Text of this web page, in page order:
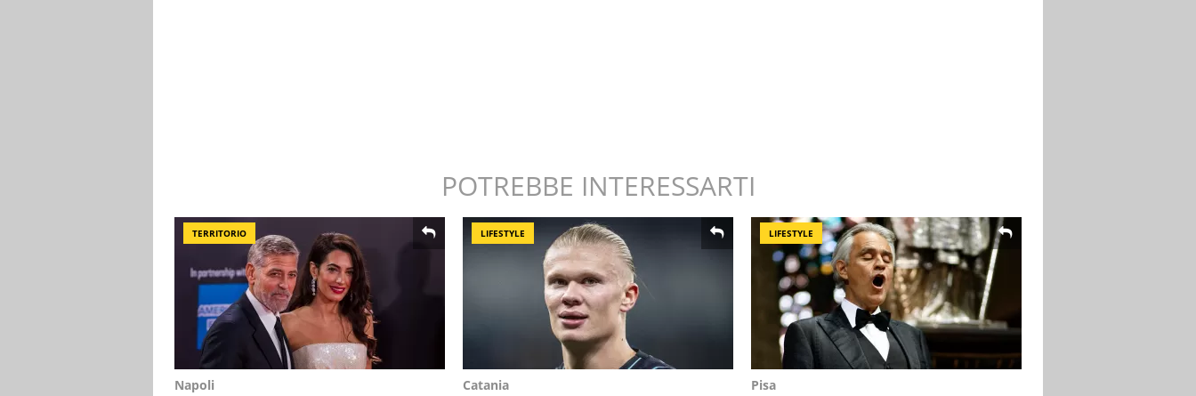
POTREBBE INTERESSARTI
TERRITORIO
Napoli
LIFESTYLE
Catania
LIFESTYLE
Pisa